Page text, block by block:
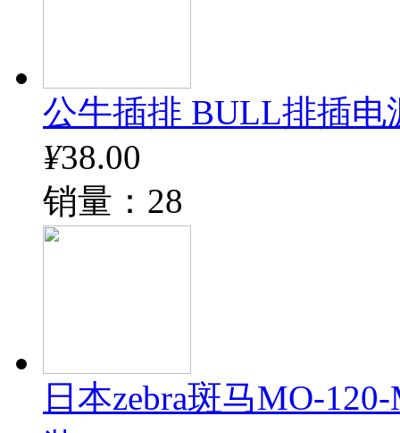
公牛插排 BULL排插电
¥38.00
销量：28
日本zebra斑马MO-